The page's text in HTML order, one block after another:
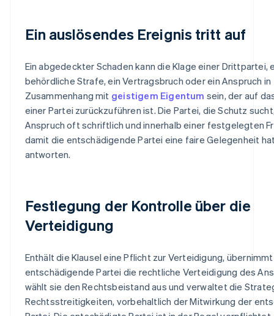
Ein auslösendes Ereignis tritt auf
Ein abgedeckter Schaden kann die Klage einer Drittpartei,
behördliche Strafe, ein Vertragsbruch oder ein Anspruch in
Zusammenhang mit geistigem Eigentum sein, der auf
einer Partei zurückzuführen ist. Die Partei, die Schutz
Anspruch oft schriftlich und innerhalb einer festgelegten
damit die entschädigende Partei eine faire Gelegenheit
antworten.
Festlegung der Kontrolle über die
Verteidigung
Enthält die Klausel eine Pflicht zur Verteidigung,
entschädigende Partei die rechtliche Verteidigung des
wählt sie den Rechtsbeistand aus und verwaltet die
Rechtsstreitigkeiten, vorbehaltlich der Mitwirkung der